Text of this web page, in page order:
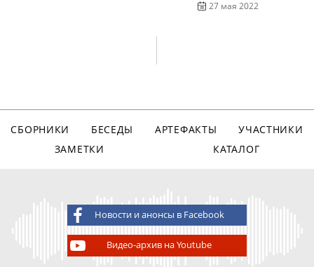
27 мая 2022
СБОРНИКИ БЕСЕДЫ АРТЕФАКТЫ
УЧАСТНИКИ
ЗАМЕТКИ
КАТАЛОГ
Новости и анонсы в Facebook
Видео-архив на Youtube